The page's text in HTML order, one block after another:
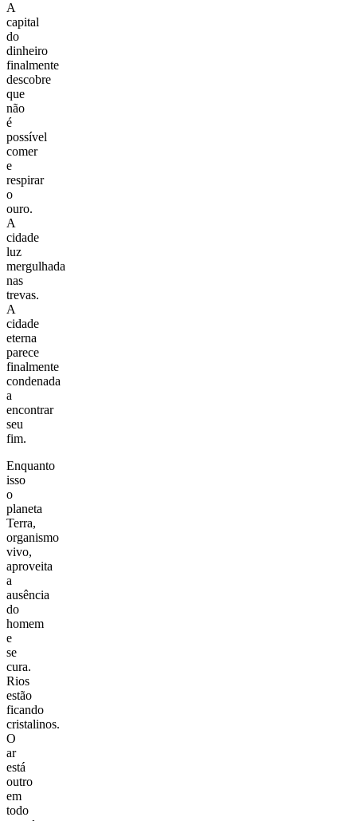
A
capital
do
dinheiro
finalmente
descobre
que
não
é
possível
comer
e
respirar
o
ouro.
A
cidade
luz
mergulhada
nas
trevas.
A
cidade
eterna
parece
finalmente
condenada
a
encontrar
seu
fim.
Enquanto
isso
o
planeta
Terra,
organismo
vivo,
aproveita
a
ausência
do
homem
e
se
cura.
Rios
estão
ficando
cristalinos.
O
ar
está
outro
em
todo